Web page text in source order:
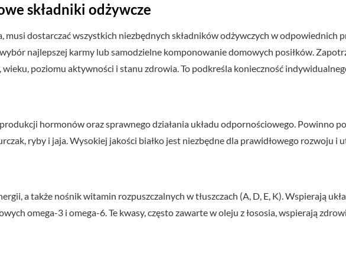
składniki odżywcze
musi dostarczać wszystkich niezbędnych składników odżywczych w odpowiednich
najlepszej karmy lub samodzielne komponowanie domowych posiłków.
poziomu aktywności i stanu zdrowia. To podkreśla konieczność
hormonów oraz sprawnego działania układu odpornościowego. Powinno
ryby i jaja. Wysokiej jakości białko jest niezbędne dla prawidłowego rozwoju i
a także nośnik witamin rozpuszczalnych w tłuszczach (A, D, E, K). Wspierają
omega-3 i omega-6. Te kwasy, często zawarte w oleju z łososia, wspierają